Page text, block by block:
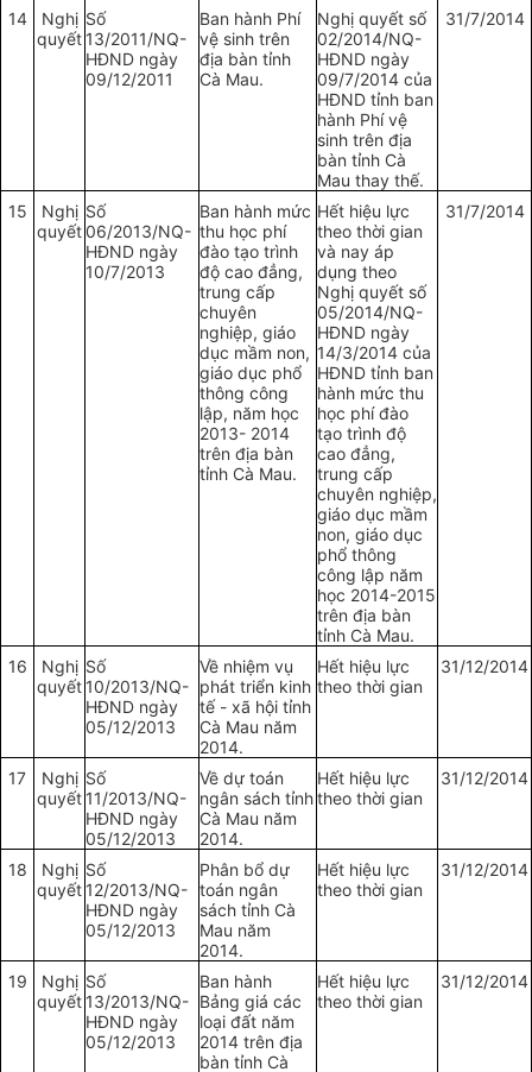
14
Nghị
quyết
Số
13/2011/NQ-
HĐND ngày
09/12/2011
Ban hành Phí
vệ sinh trên
địa bàn tỉnh
Cà Mau.
Nghị quyết số
02/2014/NQ-
HĐND ngày
09/7/2014 của
HĐND tỉnh ban
hành Phí vệ
sinh trên địa
bàn tỉnh Cà
Mau thay thế.
31/7/2014
15
Nghị
quyết
Số
06/2013/NQ-
HĐND ngày
10/7/2013
Ban hành mức
thu học phí
đào tạo trình
độ cao đẳng,
trung cấp
chuyên
nghiệp, giáo
dục mầm non,
giáo dục phổ
thông công
lập, năm học
2013- 2014
trên địa bàn
tỉnh Cà Mau.
Hết hiệu lực
theo thời gian
và nay áp
dụng theo
Nghị quyết số
05/2014/NQ-
HĐND ngày
14/3/2014 của
HĐND tỉnh ban
hành mức thu
học phí đào
tạo trình độ
cao đẳng,
trung cấp
chuyên nghiệp,
giáo dục mầm
non, giáo dục
phổ thông
công lập năm
học 2014-2015
trên địa bàn
tỉnh Cà Mau.
31/7/2014
16
Nghị
quyết
Số
10/2013/NQ-
HĐND ngày
05/12/2013
Về nhiệm vụ
phát triển kinh
tế - xã hội tỉnh
Cà Mau năm
2014.
Hết hiệu lực
theo thời gian
31/12/2014
17
Nghị
quyết
Số
11/2013/NQ-
HĐND ngày
05/12/2013
Về dự toán
ngân sách tỉnh
Cà Mau năm
2014.
Hết hiệu lực
theo thời gian
31/12/2014
18
Nghị
quyết
Số
12/2013/NQ-
HĐND ngày
05/12/2013
Phân bổ dự
toán ngân
sách tỉnh Cà
Mau năm
2014.
Hết hiệu lực
theo thời gian
31/12/2014
19
Nghị
quyết
Số
13/2013/NQ-
HĐND ngày
05/12/2013
Ban hành
Bảng giá các
loại đất năm
2014 trên địa
bàn tỉnh Cà
Hết hiệu lực
theo thời gian
31/12/2014